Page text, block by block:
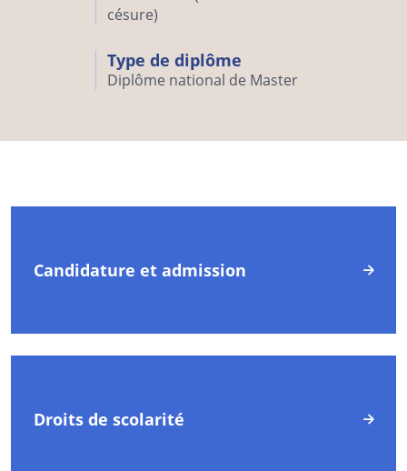
césure)
Type de diplôme
Diplôme national de Master
Candidature et admission
Droits de scolarité